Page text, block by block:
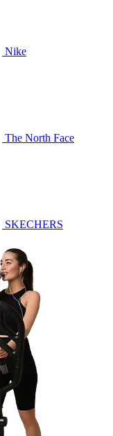
Nike
The North Face
SKECHERS